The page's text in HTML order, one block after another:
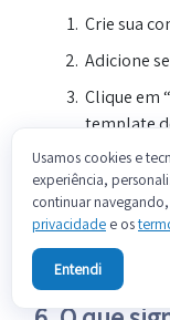
Crie sua
Adicione
Clique em
template
Studio
Pronto!
mail sobre
Usamos cookies e
experiência,
continuar
privacidade e os
Entendi